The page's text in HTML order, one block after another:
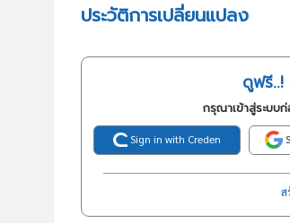
ประวัติการเปลี่ยนแปลง
ดูฟรี..!
กรุณาเข้าสู่ระบบ
Sign in with Creden
ส